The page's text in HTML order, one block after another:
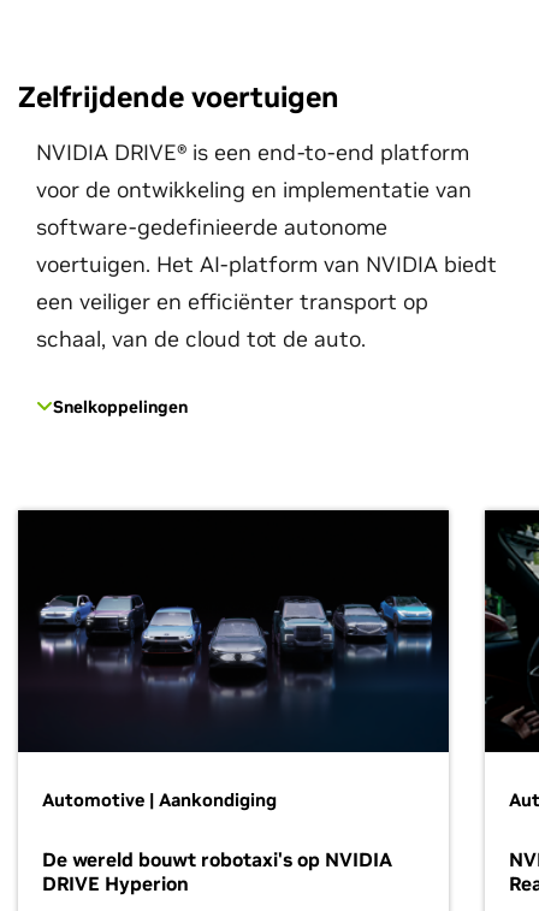
Zelfrijdende voertuigen
NVIDIA DRIVE® is een end-to-end platform
voor de ontwikkeling en implementatie van
software-gedefinieerde autonome
voertuigen. Het AI-platform van NVIDIA biedt
een veiliger en efficiënter transport op
schaal, van de cloud tot de auto.
Snelkoppelingen
Automotive | Aankondiging
De wereld bouwt robotaxi's op NVIDIA
DRIVE Hyperion